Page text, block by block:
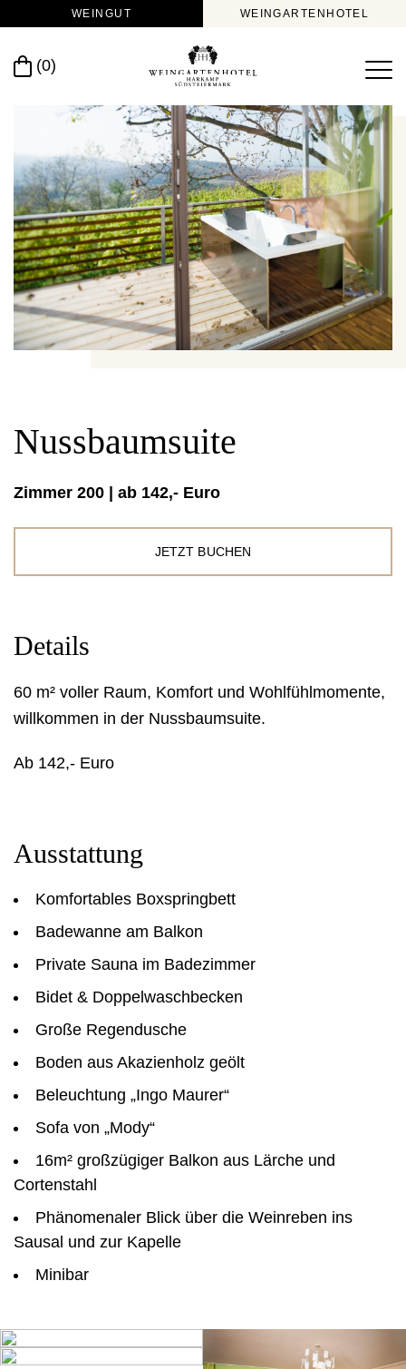
WEINGUT WEINGARTENHOTEL
(0)
Nussbaumsuite
Zimmer 200 | ab 142,- Euro
JETZT BUCHEN
Details
60 m² voller Raum, Komfort und Wohlfühlmomente,
willkommen in der Nussbaumsuite.
Ab 142,- Euro
Ausstattung
Komfortables Boxspringbett
Badewanne am Balkon
Private Sauna im Badezimmer
Bidet & Doppelwaschbecken
Große Regendusche
Boden aus Akazienholz geölt
Beleuchtung „Ingo Maurer“
Sofa von „Mody“
16m² großzügiger Balkon aus Lärche und
Cortenstahl
Phänomenaler Blick über die Weinreben ins
Sausal und zur Kapelle
Minibar